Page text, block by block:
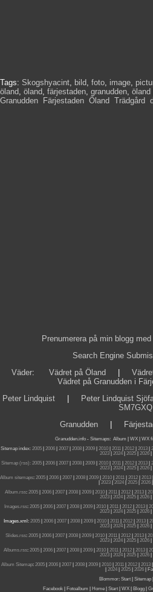
Tags: Skogshyacint, bild, foto, image,
öland, öland, färjestaden, granudden, öland
Granudden
Färjestaden Öland Trädgård
Prenumerera på min blogg med
Search Engine
Väder: Vädret på Öland
Vädret på Granudden i
Peter Lindquist
Peter Lindquist
SM7GXQ
Granudden|
Granudden.info- Sitemaps: Album WX WX
Sitemap index: 2005| 2006| 2007| 2008| 2009| 2010| 2011| 2012| 2013|
2023| 2024| 2025| 2026|
Sitemap (rss): 2005 2006 2007 2008 2009 2010 2011 2012 2013
2023| 2024| 2025| 2026|
Album sitemaps: 2005 2006 2007 2008 2009 2010 2011 2012 2013
2023| 2024| 2025| 2026|
Album.rss: 2005 2006 2007 2008 2009 2010 2011 2012 2013
2023| 2024| 2025| 2026|
Images.rss: 2005| 2006| 2007| 2008| 2009| 2010| 2011| 2012| 2013|
2023| 2024| 2025| 2026|
Images.xml: 2005| 2006| 2007| 2008| 2009| 2010| 2011| 2012| 2013|
2023| 2024| 2025| 2026|
Slides.rss: 2005| 2006| 2007| 2008| 2009| 2010| 2011| 2012| 2013|
2023| 2024| 2025| 2026|
Albums.rss: 2005 2006 2007 2008 2009 2010 2011 2012 2013
2023| 2024| 2025| 2026|
Album Sitemap: 2005| 2006| 2007| 2008| 2009| 2010| 2011| 2012| 2013|
2024| 2025| 2026|
Blommor: Start Sitemap
Facebook| Fotoalbum Home| Start| WX| Blogg|